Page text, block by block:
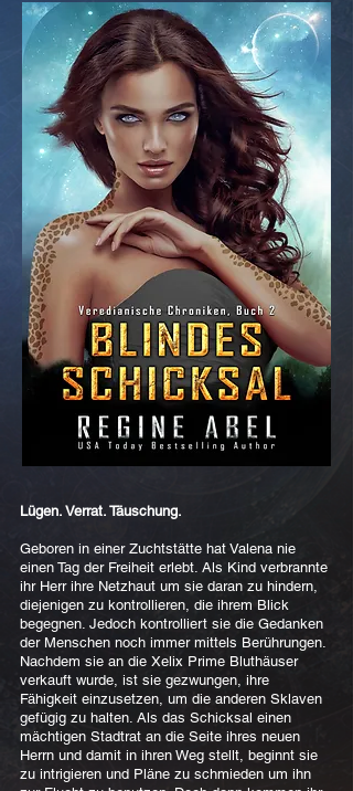
Lügen. Verrat. Täuschung.
Geboren in einer Zuchtstätte hat Valena nie
einen Tag der Freiheit erlebt. Als Kind verbrannte
ihr Herr ihre Netzhaut um sie daran zu hindern,
diejenigen zu kontrollieren, die ihrem Blick
begegnen. Jedoch kontrolliert sie die Gedanken
der Menschen noch immer mittels Berührungen.
Nachdem sie an die Xelix Prime Bluthäuser
verkauft wurde, ist sie gezwungen, ihre
Fähigkeit einzusetzen, um die anderen Sklaven
gefügig zu halten. Als das Schicksal einen
mächtigen Stadtrat an die Seite ihres neuen
Herrn und damit in ihren Weg stellt, beginnt sie
zu intrigieren und Pläne zu schmieden um ihn